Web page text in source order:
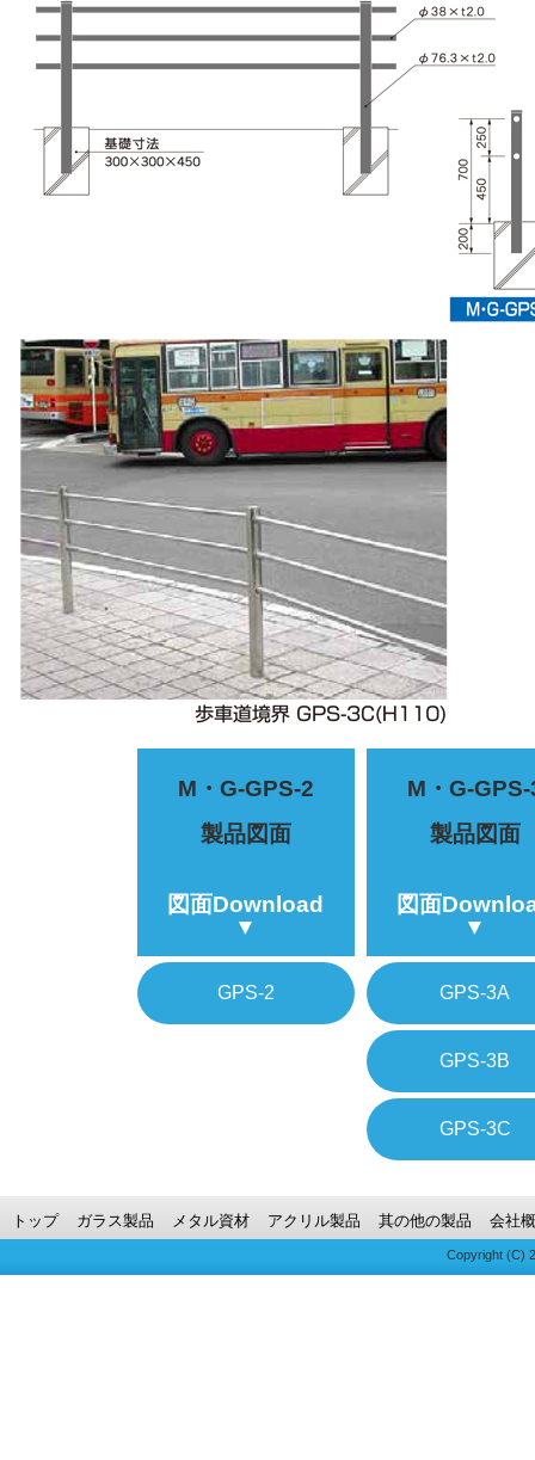
M・G-GPS-2
製品図面
図面Download
▼
GPS-2
M・G-GPS-
製品図面
図面
▼
GPS-3A
GPS-3B
GPS-3C
トップ ガラス製品 メタル資材 アクリル製品 其の他の製品 会社
Copyright (C)